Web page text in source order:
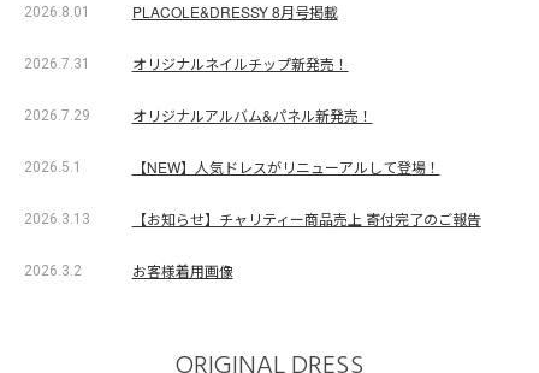
2026.8.01 PLACOLE&DRESSY 8月号掲載
2026.7.31 オリジナルネイルチップ新発売！
2026.7.29 オリジナルアルバム&パネル新発売！
2026.5.1 【NEW】人気ドレスがリニューアルして登場！
2026.3.13 【お知らせ】チャリティー商品売上 寄付完了のご報告
2026.3.2 お客様着用画像